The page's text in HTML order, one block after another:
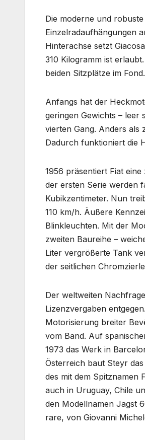
Die moderne und
Einzelradaufhängungen
Hinterachse setzt
310 Kilogramm ist
beiden Sitzplätze im Fond.
Anfangs hat der
geringen Gewichts – leer
vierten Gang. Anders als
Dadurch funktioniert die
1956 präsentiert Fiat
der ersten Serie werden
Kubikzentimeter. Nun
110 km/h. Äußere
Blinkleuchten. Mit der
zweiten Baureihe –
Liter vergrößerte Tank
der seitlichen
Der weltweiten
Lizenzvergaben
Motorisierung breiter
vom Band. Auf
1973 das Werk in
Österreich baut Steyr
des mit dem Spitznamen
auch in Uruguay, Chile
den Modellnamen Jagst
rare, von Giovanni